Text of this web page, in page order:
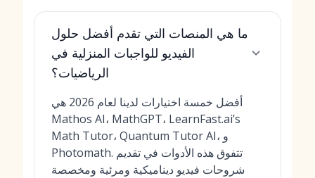
ما هي المنصات التي تقدم أفضل حلول
الفيديو للواجبات المنزلية في
الرياضيات؟
أفضل خمسة اختيارات لدينا لعام 2026 هي
Mathos AI، MathGPT، LearnFast.ai’s
Math Tutor، Quantum Tutor AI، و
Photomath. تتفوق هذه الأدوات في تقديم
شروحات فيديو ديناميكية ومرئية ومخصصة